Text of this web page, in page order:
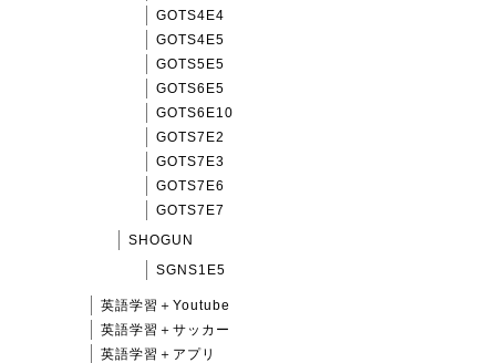
GOTS4E4
GOTS4E5
GOTS5E5
GOTS6E5
GOTS6E10
GOTS7E2
GOTS7E3
GOTS7E6
GOTS7E7
SHOGUN
SGNS1E5
英語学習＋Youtube
英語学習＋サッカー
英語学習＋アプリ